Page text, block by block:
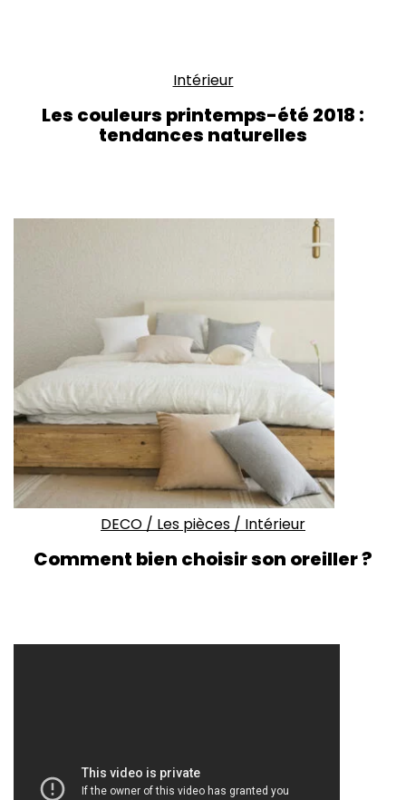
Intérieur
Les couleurs printemps-été 2018 :
tendances naturelles
DECO / Les pièces / Intérieur
Comment bien choisir son oreiller ?